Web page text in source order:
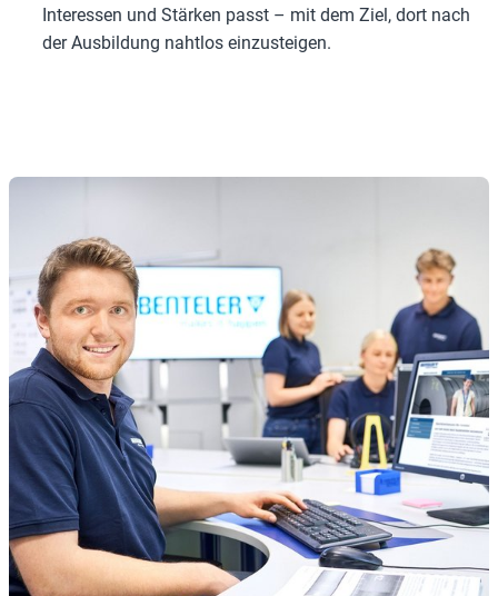
Interessen und Stärken passt – mit dem Ziel, dort nach
der Ausbildung nahtlos einzusteigen.